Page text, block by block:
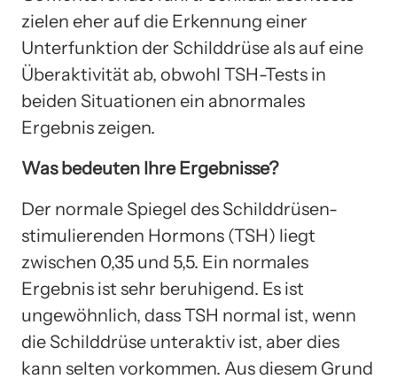
zielen eher auf die Erkennung einer
Unterfunktion der Schilddrüse als auf eine
Überaktivität ab, obwohl TSH-Tests in
beiden Situationen ein abnormales
Ergebnis zeigen.
Was bedeuten Ihre Ergebnisse?
Der normale Spiegel des Schilddrüsen-
stimulierenden Hormons (TSH) liegt
zwischen 0,35 und 5,5. Ein normales
Ergebnis ist sehr beruhigend. Es ist
ungewöhnlich, dass TSH normal ist, wenn
die Schilddrüse unteraktiv ist, aber dies
kann selten vorkommen. Aus diesem Grund